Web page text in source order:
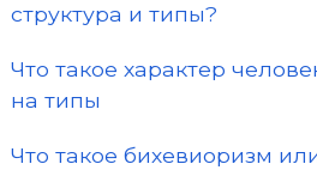
структура и типы?
Что такое характер
на типы
Что такое бихевиоризм